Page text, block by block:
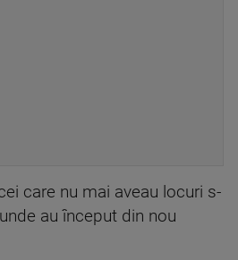
care nu mai aveau locuri s-
au început din nou